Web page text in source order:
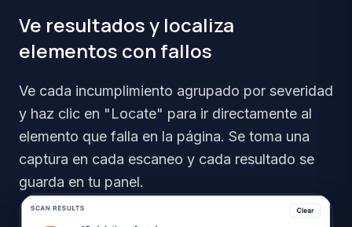
Ve resultados y localiza
elementos con fallos
Ve cada incumplimiento agrupado por severidad
y haz clic en "Locate" para ir directamente al
elemento que falla en la página. Se toma una
captura en cada escaneo y cada resultado se
guarda en tu panel.